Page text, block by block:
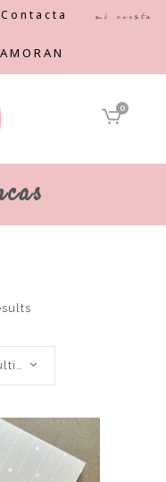
Contacta Mi cuenta
0
Ordenar por los últimos